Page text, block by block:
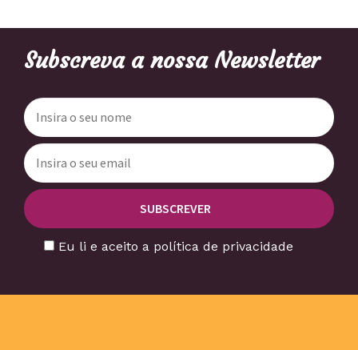
Subscreva a nossa Newsletter
Eu li e aceito a política de privacidade